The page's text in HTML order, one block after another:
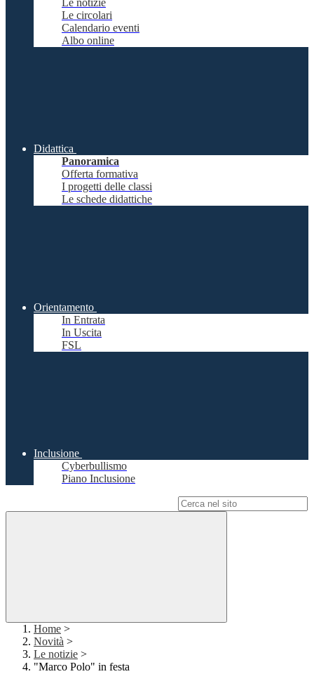
Le notizie
Le circolari
Calendario eventi
Albo online
Didattica
Panoramica
Offerta formativa
I progetti delle classi
Le schede didattiche
Orientamento
In Entrata
In Uscita
FSL
Inclusione
Cyberbullismo
Piano Inclusione
Home >
Novità >
Le notizie >
"Marco Polo" in festa